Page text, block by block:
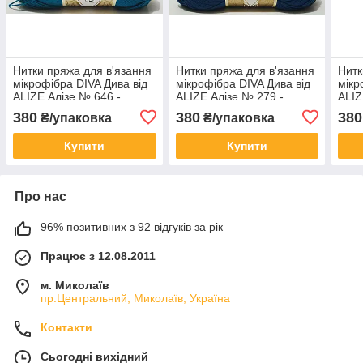
Нитки пряжа для в'язання
мікрофібра DIVA Дива від
ALIZE Алізе № 646 -
380 ₴/упаковка
Купити
Нитки пряжа для в'язання
мікрофібра DIVA Дива від
ALIZE Алізе № 279 -
380₴/упаковка
Купити
380
Про нас
96% позитивних з 92 відгуків за рік
Працює з 12.08.2011
м. Миколаїв
пр.Центральний, Миколаїв, Україна
Контакти
Сьогодні вихідний